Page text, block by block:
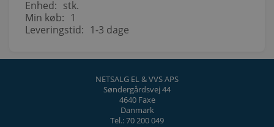
Enhed: stk.
Min køb: 1
Leveringstid: 1-3 dage
NETSALG EL & VVS APS
Søndergårdsvej 44
4640 Faxe
Danmark
Tel.: 70 200 049